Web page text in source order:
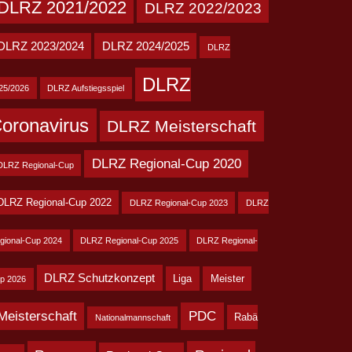
2021/2022
DLRZ 2022/2023
2023/2024 DLRZ 2024/2025 DLRZ
2026 DLRZ Aufstiegsspiel
DLRZ
DLRZ Meisterschaft
Regional-Cup DLRZ Regional-Cup 2020
Regional-Cup 2022 DLRZ Regional-Cup 2023 DLRZ
Cup 2024 DLRZ Regional-Cup 2025 DLRZ Regional-
2026 DLRZ Schutzkonzept Liga Meister
Nationalmannschaft PDC Rabä